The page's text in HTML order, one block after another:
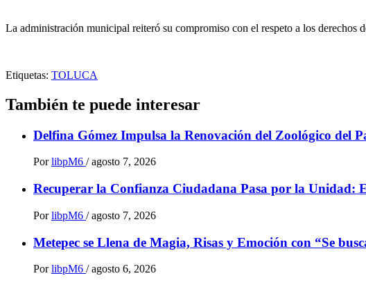
La administración municipal reiteró su compromiso con el respeto a los
Etiquetas: TOLUCA
También te puede interesar
Delfina Gómez Impulsa la Renovación del Zoológico del
Por libpM6 / agosto 7, 2026
Recuperar la Confianza Ciudadana Pasa por la Unidad:
Por libpM6 / agosto 7, 2026
Metepec se Llena de Magia, Risas y Emoción con “Se
Por libpM6 / agosto 6, 2026